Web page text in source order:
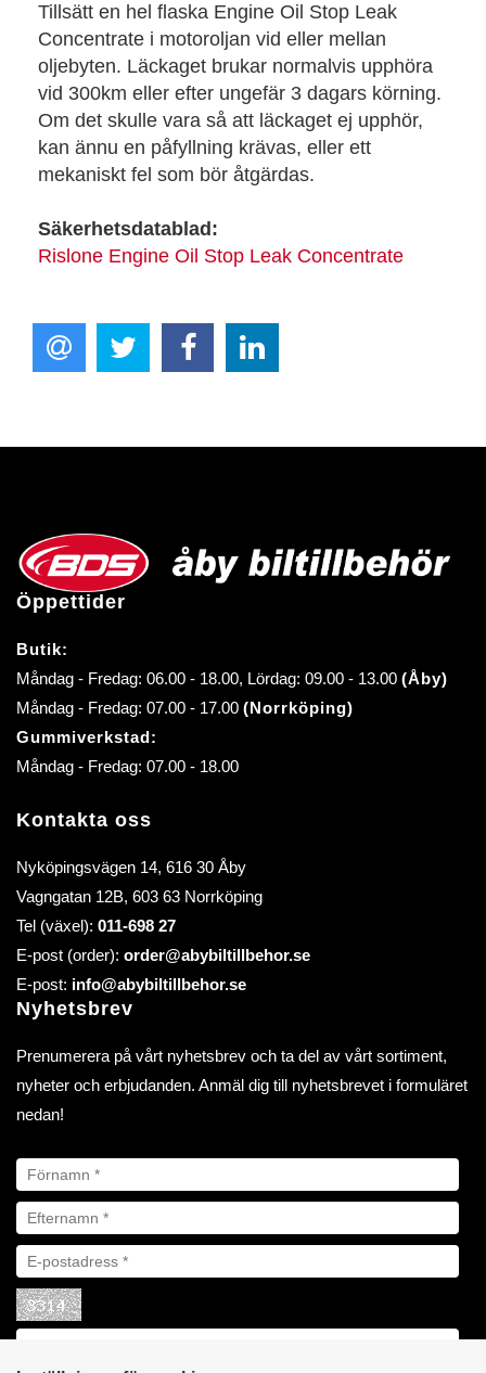
Tillsätt en hel flaska Engine Oil Stop Leak
Concentrate i motoroljan vid eller mellan
oljebyten. Läckaget brukar normalvis upphöra
vid 300km eller efter ungefär 3 dagars körning.
Om det skulle vara så att läckaget ej upphör,
kan ännu en påfyllning krävas, eller ett
mekaniskt fel som bör åtgärdas.
Säkerhetsdatablad:
Rislone Engine Oil Stop Leak Concentrate
Öppettider
Butik:
Måndag - Fredag: 06.00 - 18.00, Lördag: 09.00 - 13.00 (Åby)
Måndag - Fredag: 07.00 - 17.00 (Norrköping)
Gummiverkstad:
Måndag - Fredag: 07.00 - 18.00
Kontakta oss
Nyköpingsvägen 14, 616 30 Åby
Vagngatan 12B, 603 63 Norrköping
Tel (växel): 011-698 27
E-post (order): order@abybiltillbehor.se
E-post: info@abybiltillbehor.se
Nyhetsbrev
Prenumerera på vårt nyhetsbrev och ta del av vårt sortiment,
nyheter och erbjudanden. Anmäl dig till nyhetsbrevet i formuläret
nedan!